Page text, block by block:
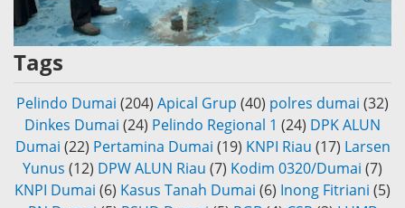
Tags
Pelindo Dumai (204) Apical Grup (40) polres dumai (32)
Dinkes Dumai (24) Pelindo Regional 1 (24) DPK ALUN
Dumai (22) Pertamina Dumai (19) KNPI Riau (17) Larsen
Yunus (12) DPW ALUN Riau (7) Kodim 0320/Dumai (7)
KNPI Dumai (6) Kasus Tanah Dumai (6) Inong Fitriani (5)